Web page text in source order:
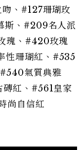
、#127珊瑚玫
斯、#209名人派
瑰、#420玫瑰
性珊瑚紅、#535
氣質典雅
紅、#561皇家
尚自信紅